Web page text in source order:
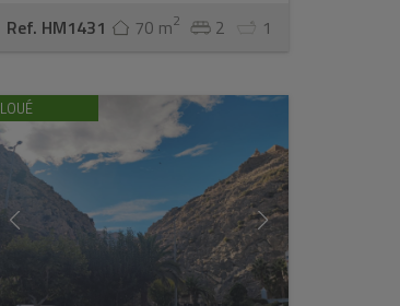
Ref. HM1431 70 m2 2 1
LOUÉ